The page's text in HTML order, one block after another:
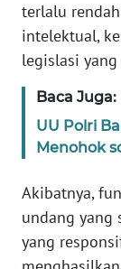
terlalu
intelektual,
legislasi
Baca Juga:
UU Polri
Menohok
Akibatnya,
undang yang
yang
WN
BANTEN
NTT
KEPRI
WN